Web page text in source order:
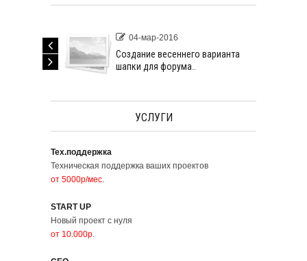
04-мар-2016
Создание весеннего варианта
шапки для форума..
УСЛУГИ
Тех.поддержка
Техническая поддержка ваших проектов
от 5000р/мес.
START UP
Новый проект с нуля
от 10.000р.